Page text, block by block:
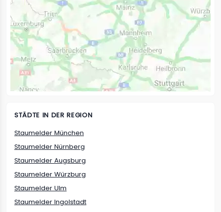
STÄDTE IN DER REGION
Staumelder München
Staumelder Nürnberg
Staumelder Augsburg
Staumelder Würzburg
Staumelder Ulm
Staumelder Ingolstadt